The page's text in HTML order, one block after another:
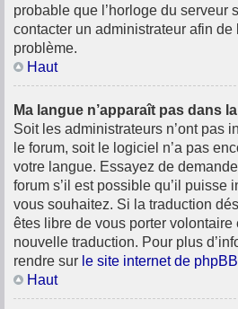
probable que l’horloge du serveur
contacter un administrateur afin
problème.
Haut
Ma langue n’apparaît pas dans
Soit les administrateurs n’ont pas
le forum, soit le logiciel n’a pas
votre langue. Essayez de
forum s’il est possible qu’il puisse
vous souhaitez. Si la traduction
êtes libre de vous porter volontaire
nouvelle traduction. Pour plus
rendre sur le site internet de phpBB
Haut